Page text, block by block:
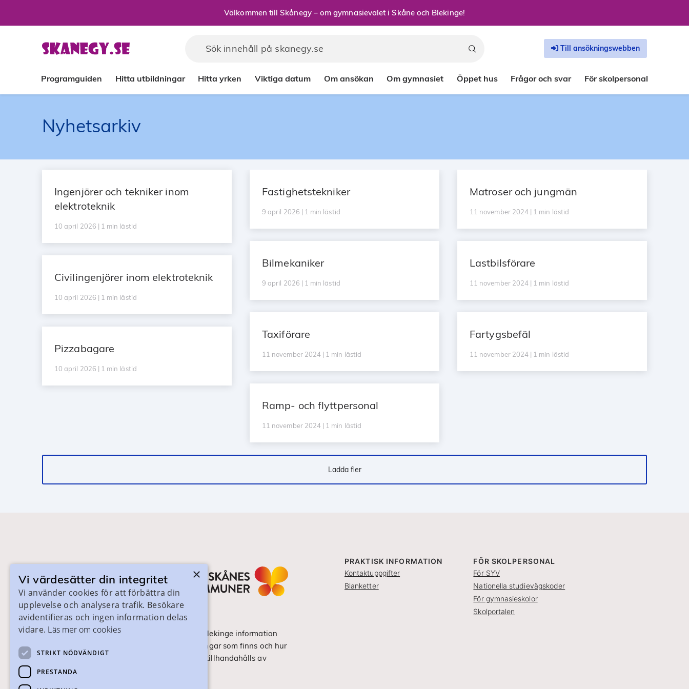
Välkommen till Skånegy – om gymnasievalet i Skåne och Blekinge!
Programguiden Hitta utbildningar Hitta yrken Viktiga datum Om ansökan Om gymnasiet Öppet hus Frågor och svar För skolpersonal
Till ansökningswebben
Nyhetsarkiv
Ingenjörer och tekniker inom
elektroteknik
10 april 2026 | 1 min lästid
Civilingenjörer inom elektroteknik
10 april 2026 | 1 min lästid
Pizzabagare
10 april 2026 | 1 min lästid
Fastighetstekniker
9 april 2026 | 1 min lästid
Bilmekaniker
9 april 2026 | 1 min lästid
Taxiförare
11 november 2024 | 1 min lästid
Ramp- och flyttpersonal
11 november 2024 | 1 min lästid
Matroser och jungmän
11 november 2024 | 1 min lästid
Lastbilsförare
11 november 2024 | 1 min lästid
Fartygsbefäl
11 november 2024 | 1 min lästid
Ladda fler
På skanegy.se hittar du som bor i Skåne och Blekinge information
om ditt gymnasieval. Här ser du vilka utbildningar som finns och hur
ansökan och antagning går till. Webbplatsen tillhandahålls av
Skånes Kommuner.
PRAKTISK INFORMATION
Kontaktuppgifter
Blanketter
FÖR SKOLPERSONAL
För SYV
Nationella studievägskoder
För gymnasieskolor
Skolportalen
×
Vi värdesätter din integritet
Vi använder cookies för att förbättra din
upplevelse och analysera trafik. Besökare
avidentifieras och ingen information delas
vidare. Läs mer om cookies
STRIKT NÖDVÄNDIGT
PRESTANDA